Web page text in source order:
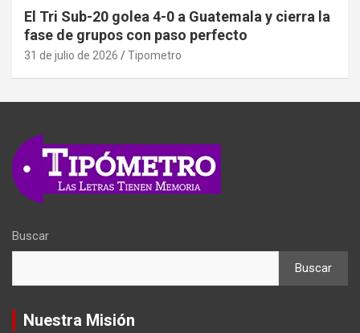
El Tri Sub-20 golea 4-0 a Guatemala y cierra la
fase de grupos con paso perfecto
31 de julio de 2026 Tipometro
Buscar
Buscar
Nuestra Misión